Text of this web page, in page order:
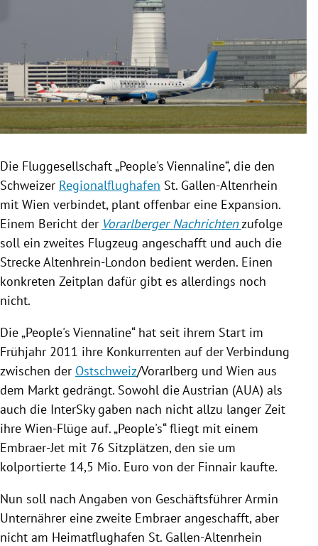
Untermenü
Untermenü
Untermenü
Untermenü
Die Fluggesellschaft „People's Viennaline“, die den
Schweizer Regionalflughafen St. Gallen-Altenrhein
mit Wien verbindet, plant offenbar eine Expansion.
Einem Bericht der Vorarlberger Nachrichtenzufolge
soll ein zweites Flugzeug angeschafft und auch die
StreckeAltenhrein-London bedient werden. Einen
konkreten Zeitplan dafür gibt es allerdings noch
nicht.
Die „People's Viennaline“ hat seit ihrem Start im
Frühjahr 2011 ihre Konkurrenten auf der Verbindung
zwischen der Ostschweiz/Vorarlberg und Wien aus
dem Markt gedrängt. Sowohl die Austrian (AUA) als
auch die InterSkygaben nach nicht allzu langer Zeit
ihre Wien-Flüge auf. „People's“ fliegt mit einem
Embraer-Jet mit 76 Sitzplätzen, den sie um
kolportierte 14,5 Mio. Euro von der Finnair kaufte.
Nun soll nach Angaben von GeschäftsführerArmin
Unternährer eine zweite Embraer angeschafft, aber
nicht am Heimatflughafen St. Gallen-Altenrhein